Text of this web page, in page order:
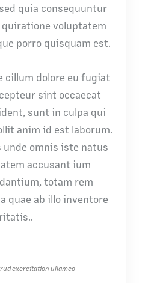
quia consequuntur
quiratione voluptatem
porro quisquam est.
cillum dolore eu fugiat
sint occaecat
sunt in culpa qui
anim id est laborum.
omnis iste natus
accusant ium
totam rem
quae ab illo inventore
exercitation ullamco